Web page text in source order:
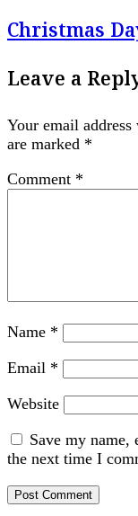
Christmas
Leave a
Your email
are marked *
Comment *
Name *
Email *
Website
Save my
the next time I